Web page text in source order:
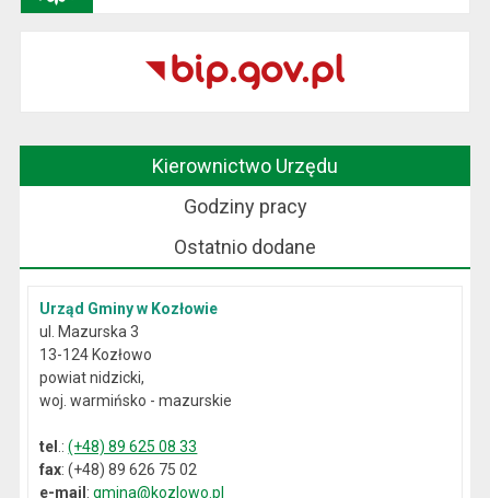
Kierownictwo Urzędu
Godziny pracy
Ostatnio dodane
Urząd Gminy w Kozłowie
ul. Mazurska 3
13-124 Kozłowo
powiat nidzicki,
woj. warmińsko - mazurskie
tel .:(+48) 89 625 08 33
fax: (+48) 89 626 75 02
e-mail:gmina@kozlowo.pl